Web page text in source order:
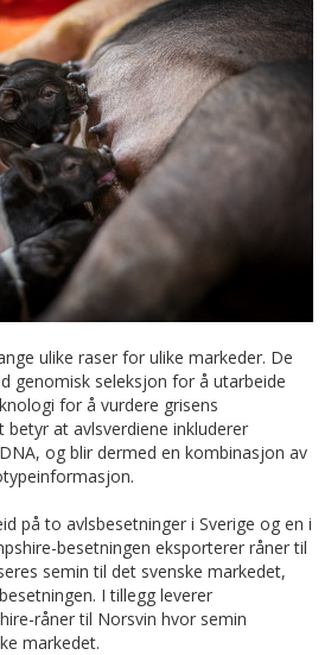
ulike raser for ulike markeder. De
genomisk seleksjon for å utarbeide
for å vurdere grisens
betyr at avlsverdiene inkluderer
og blir dermed en kombinasjon av
på to avlsbesetninger i Sverige og en i
besetningen eksporterer råner til
semin til det svenske markedet,
I tillegg leverer
råner til Norsvin hvor semin
markedet.